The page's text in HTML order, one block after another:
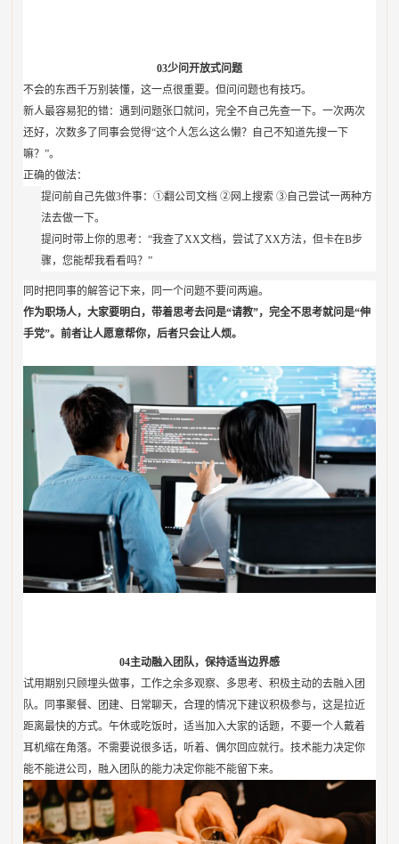
03少问开放式问题
不会的东西千万别装懂，这一点很重要。但问问题也有技巧。
新人最容易犯的错：遇到问题张口就问，完全不自己先查一下。一次两次
还好，次数多了同事会觉得“这个人怎么这么懒？自己不知道先搜一下
嘛？”。
正确的做法：
提问前自己先做3件事：①翻公司文档 ②网上搜索 ③自己尝试一两种方
法去做一下。
提问时带上你的思考：“我查了XX文档，尝试了XX方法，但卡在B步
骤，您能帮我看看吗？”
同时把同事的解答记下来，同一个问题不要问两遍。
作为职场人，大家要明白，带着思考去问是“请教”，完全不思考就问是“伸
手党”。前者让人愿意帮你，后者只会让人烦。
04主动融入团队，保持适当边界感
试用期别只顾埋头做事，工作之余多观察、多思考、积极主动的去融入团
队。同事聚餐、团建、日常聊天，合理的情况下建议积极参与，这是拉近
距离最快的方式。午休或吃饭时，适当加入大家的话题，不要一个人戴着
耳机缩在角落。不需要说很多话，听着、偶尔回应就行。技术能力决定你
能不能进公司，融入团队的能力决定你能不能留下来。